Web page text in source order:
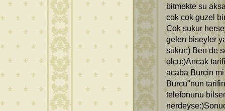
bitmekte su
cok cok guzel
Cok sukur
gelen biseyler
sukur:) Ben de
olcu:)Ancak
acaba Burcin
Burcu"nun
telefonunu